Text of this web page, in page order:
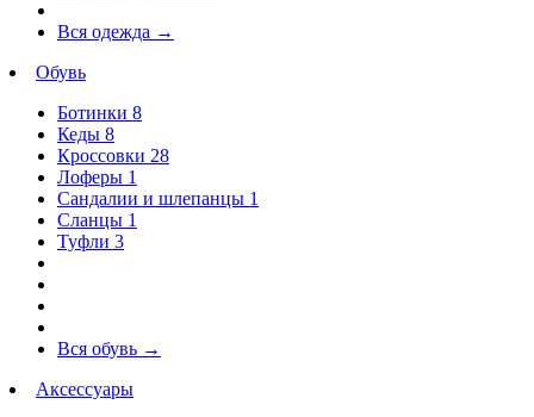
Вся одежда →
Обувь
Ботинки 8
Кеды 8
Кроссовки 28
Лоферы 1
Сандалии и шлепанцы 1
Сланцы 1
Туфли 3
Вся обувь →
Аксессуары